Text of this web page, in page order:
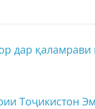
дар
Тоҷикистон